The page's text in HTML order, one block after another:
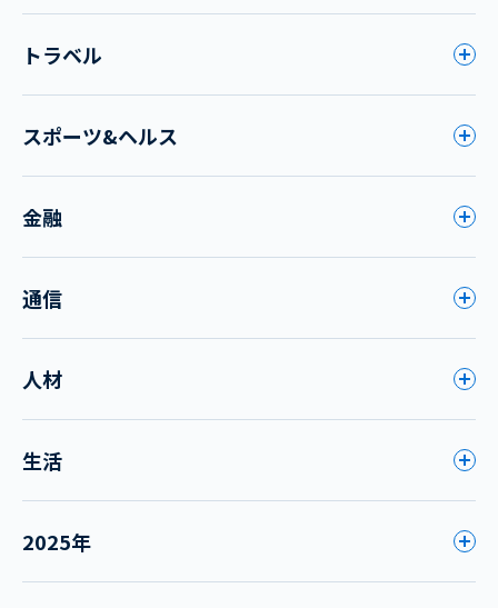
トラベル
スポーツ&ヘルス
金融
通信
人材
生活
2025年